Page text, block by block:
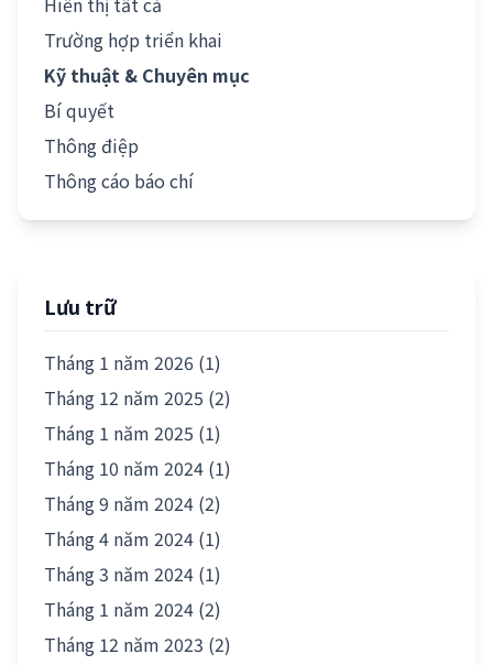
Trường hợp triển khai
Kỹ thuật & Chuyên mục
Bí quyết
Thông điệp
Thông cáo báo chí
Lưu trữ
Tháng 1 năm 2026 (1)
Tháng 12 năm 2025 (2)
Tháng 1 năm 2025 (1)
Tháng 10 năm 2024 (1)
Tháng 9 năm 2024 (2)
Tháng 4 năm 2024 (1)
Tháng 3 năm 2024 (1)
Tháng 1 năm 2024 (2)
Tháng 12 năm 2023 (2)